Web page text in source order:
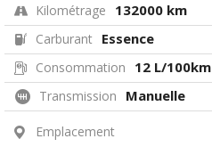
Kilométrage 132000 km
Carburant Essence
Consommation 12 L/100km
Transmission Manuelle
Emplacement